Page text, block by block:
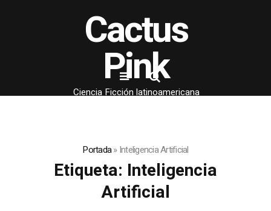
Cactus
Pink
Ciencia Ficción latinoamericana
Portada»Inteligencia Artificial
Etiqueta: Inteligencia
Artificial